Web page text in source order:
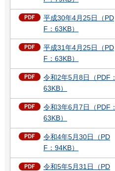
平成30年4月25日（PD
F：63KB）
平成31年4月25日（PD
F：63KB）
令和2年5月8日（PDF：
63KB）
令和3年6月7日（PDF：
63KB）
令和4年5月30日（PD
F：94KB）
令和5年5月31日（PD